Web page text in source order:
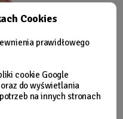
Cookies
prawidłowego
cookie Google
do wyświetlania
na innych stronach